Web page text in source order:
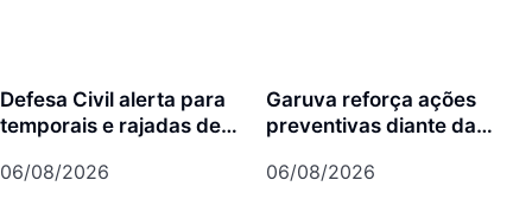
Defesa Civil alerta para
temporais e rajadas de
Joinville
06/08/2026
Garuva reforça ações
preventivas diante da
Niño
06/08/2026